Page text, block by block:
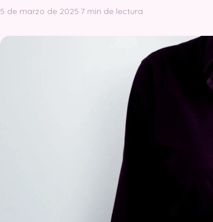
5 de marzo de 2025·7 min de lectura